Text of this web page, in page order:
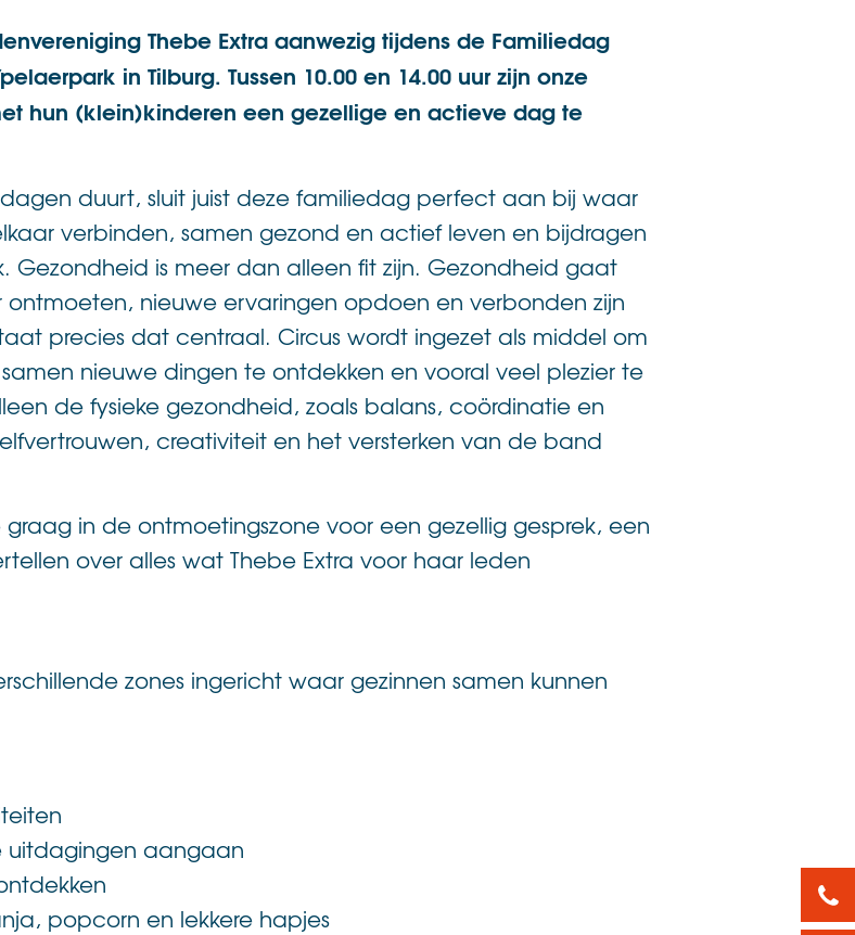
Thebe Extra aanwezig tijdens de Familiedag
in Tilburg. Tussen 10.00 en 14.00 uur zijn onze
hun (klein)kinderen een gezellige en actieve dag te
duurt, sluit juist deze familiedag perfect aan bij waar
verbinden, samen gezond en actief leven en bijdragen
is meer dan alleen fit zijn. Gezondheid gaat
nieuwe ervaringen opdoen en verbonden zijn
precies dat centraal. Circus wordt ingezet als middel om
nieuwe dingen te ontdekken en vooral veel plezier te
de fysieke gezondheid, zoals balans, coördinatie en
creativiteit en het versterken van de band
in de ontmoetingszone voor een gezellig gesprek, een
over alles wat Thebe Extra voor haar leden
zones ingericht waar gezinnen samen kunnen
uitdagingen aangaan
popcorn en lekkere hapjes